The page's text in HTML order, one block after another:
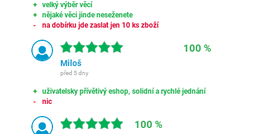
velký výběr věcí
nějaké věci jinde neseženete
na dobírku jde zaslat jen 10 ks zboží
100 %
Miloš
před 5 dny
uživatelsky přívětivý eshop, solidní a rychlé jednání
nic
100 %